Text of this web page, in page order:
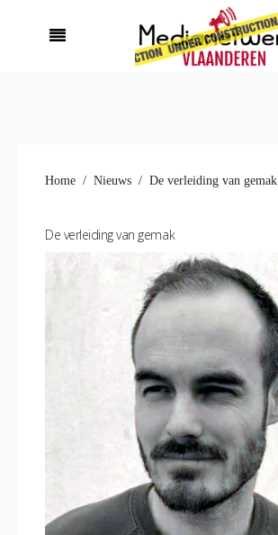
Home Nieuws De verleiding van gemak
De verleiding van gemak